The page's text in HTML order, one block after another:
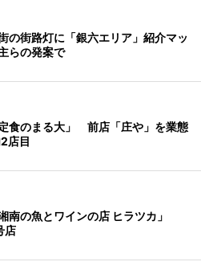
の街路灯に「銀六エリア」紹介マッ
らの発案で
食のまる大」 前店「庄や」を業態
店目
南の魚とワインの店 ヒラツカ」
店